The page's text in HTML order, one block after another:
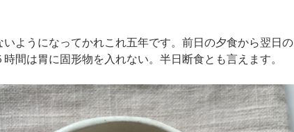
いようになってかれこれ五年です。前日の夕食から翌日の
間は胃に固形物を入れない。半日断食とも言えます。